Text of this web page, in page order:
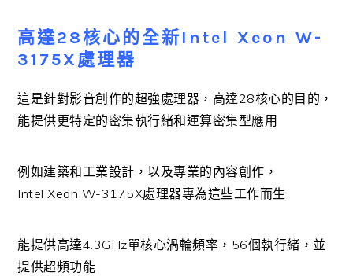
高達28核心的全新Intel Xeon W-
3175X處理器
這是針對影音創作的超強處理器，高達28核心的目的，
能提供更特定的密集執行緒和運算密集型應用
例如建築和工業設計，以及專業的內容創作，
Intel Xeon W-3175X處理器專為這些工作而生
能提供高達4.3GHz單核心渦輪頻率，56個執行緒，並
提供超頻功能